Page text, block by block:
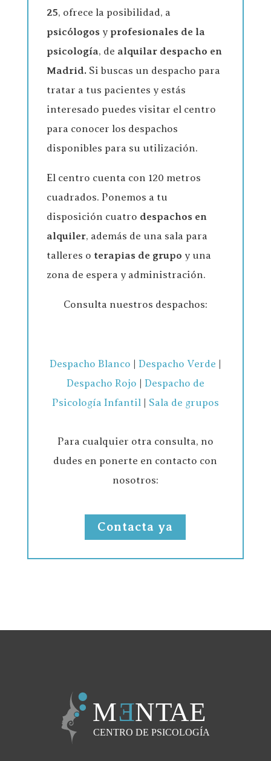
25, ofrece la posibilidad, a
psicólogosy profesionales de la
psicología, de alquilar despacho en
Madrid.Si buscas un despacho para
tratar a tus pacientes y estás
interesado puedes visitar el centro
para conocer los despachos
disponibles para su utilización.
El centro cuenta con 120 metros
cuadrados. Ponemos a tu
disposición cuatro despachos en
alquiler, además de una sala para
talleres o terapias de grupo y una
zona de espera y administración.
Consulta nuestros despachos:
Despacho Blanco Despacho Verde
Despacho Rojo
Despacho de
Psicología Infantil| Sala de grupos
Para cualquier otra consulta, no
dudes en ponerte en contacto con
nosotros:
Contacta ya